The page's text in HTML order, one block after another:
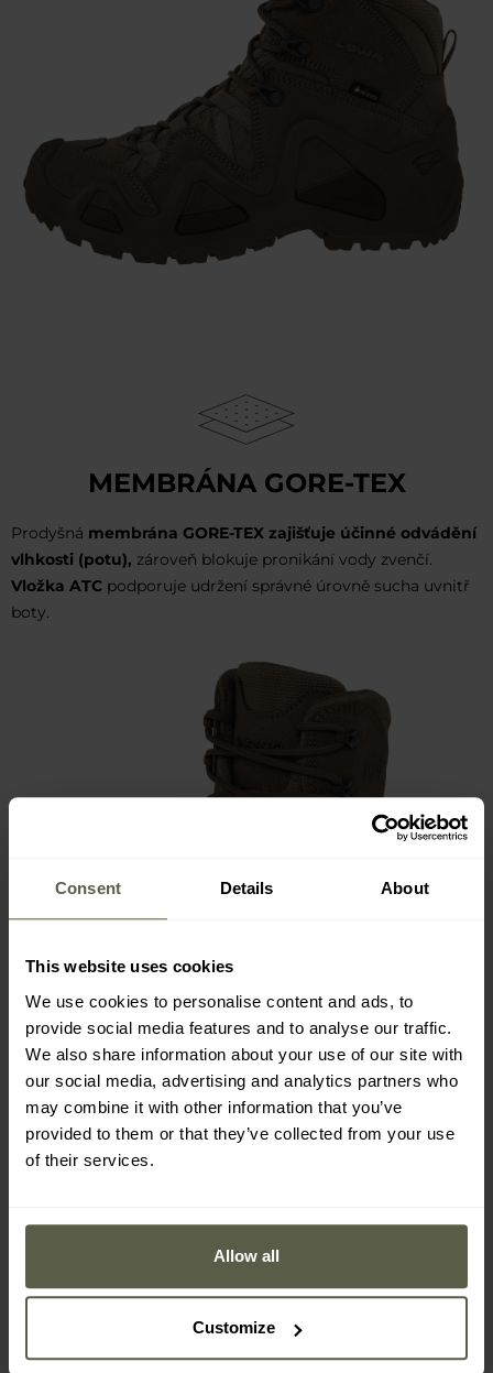
Consent Details About
This website uses cookies
We use cookies to personalise content and ads, to
provide social media features and to analyse our traffic.
We also share information about your use of our site with
our social media, advertising and analytics partners who
may combine it with other information that you’ve
provided to them or that they’ve collected from your use
of their services.
Allow all
Customize
MEMBRÁNA GORE-TEX
Prodyšná membrána GORE-TEX zajišťuje účinné odvádění
vlhkosti (potu), zároveň blokuje pronikání vody zvenčí.
Vložka ATC podporuje udržení správné úrovně sucha uvnitř
boty.
STŘEDOVÁ PODRÁŽKA PU
MONOWRAP, VNĚJŠÍ PODRÁŽKA
Středová podrážka PU MONOWRAP zajišťuje lehkost a